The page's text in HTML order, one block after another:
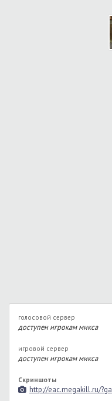
голосовой сервер
доступен игрокам микса
игровой сервер
доступен игрокам микса
Скриншоты
http://eac.megakill.ru/